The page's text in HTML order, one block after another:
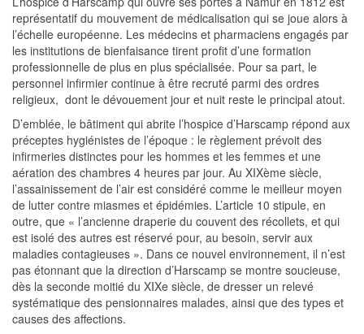
représentatif du mouvement de médicalisation qui se joue alors à
l’échelle européenne. Les médecins et pharmaciens engagés par
les institutions de bienfaisance tirent profit d’une formation
professionnelle de plus en plus spécialisée. Pour sa part, le
personnel infirmier continue à être recruté parmi des ordres
religieux, dont le dévouement jour et nuit reste le principal atout.
D’emblée, le bâtiment qui abrite l’hospice d’Harscamp répond aux
préceptes hygiénistes de l’époque : le règlement prévoit des
infirmeries distinctes pour les hommes et les femmes et une
aération des chambres 4 heures par jour. Au XIXème siècle,
l’assainissement de l’air est considéré comme le meilleur moyen
de lutter contre miasmes et épidémies. L’article 10 stipule, en
outre, que « l’ancienne draperie du couvent des récollets, et qui
est isolé des autres est réservé pour, au besoin, servir aux
maladies contagieuses ». Dans ce nouvel environnement, il n’est
pas étonnant que la direction d’Harscamp se montre soucieuse,
dès la seconde moitié du XIXe siècle, de dresser un relevé
systématique des pensionnaires malades, ainsi que des types et
causes des affections.